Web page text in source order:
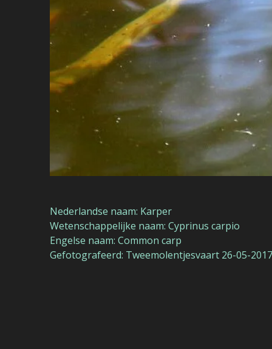
Nederlandse naam: Karper
Wetenschappelijke naam: Cyprinus carpio
Engelse naam: Common carp
Gefotografeerd: Tweemolentjesvaart 26-05-2017